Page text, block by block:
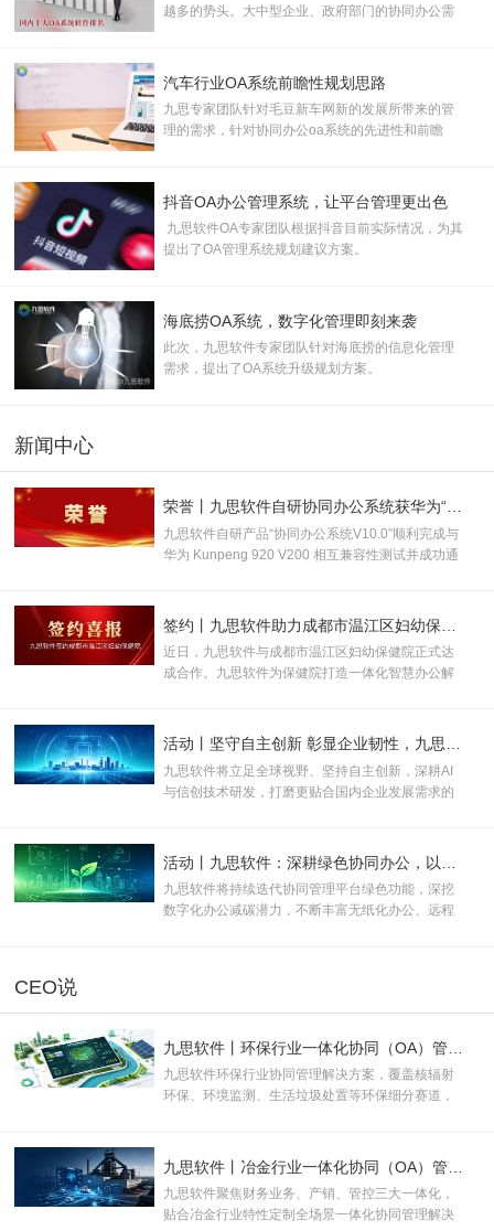
越多的势头。大中型企业、政府部门的协同办公需
大， 产业前景广阔。
汽车行业OA系统前瞻性规划思路
九思专家团队针对毛豆新车网新的发展所带来的管
理的需求，针对协同办公oa系统的先进性和前瞻
抖音OA办公管理系统，让平台管理更出色
九思软件OA专家团队根据抖音目前实际情况，为其
提出了OA管理系统规划建议方案。
海底捞OA系统，数字化管理即刻来袭
此次，九思软件专家团队针对海底捞的信息化管理
需求，提出了OA系统升级规划方案。
新闻中心
九思软件自研产品“协同办公系统V10.0”顺利完成与
华为 Kunpeng 920 V200 相互兼容性测试并成功通
用权”。
近日，九思软件与成都市温江区妇幼保健院正式达
成合作。九思软件为保健院打造一体化智慧办公解
疗服务向数字化、规范化、智能化升级。
活动丨坚守自主创新 彰显企业韧性，九思软件助力产业数实融合
九思软件将立足全球视野、坚持自主创新，深耕AI
与信创技术研发，打磨更贴合国内企业发展需求的
九思软件将持续迭代协同管理平台绿色功能，深挖
数字化办公减碳潜力，不断丰富无纸化办公、远程
CEO说
九思软件环保行业协同管理解决方案，覆盖核辐射
环保、环境监测、生活垃圾处置等环保细分赛道，
级。
九思软件聚焦财务业务、产销、管控三大一体化，
贴合冶金行业特性定制全场景一体化协同管理解决